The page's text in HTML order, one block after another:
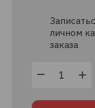
личном
заказа